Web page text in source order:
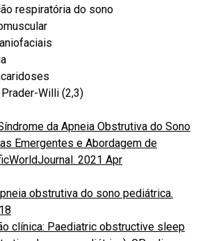
respiratória do sono
Willi (2,3)
da Apneia Obstrutiva do Sono
Emergentes e Abordagem de
2021 Apr
obstrutiva do sono pediátrica.
clínica: Paediatric obstructive sleep